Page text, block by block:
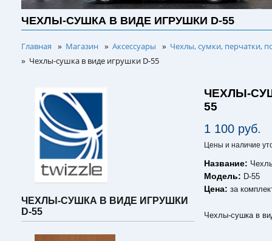
ЧЕХЛЫ-СУШКА В ВИДЕ ИГРУШКИ D-55
Главная » Магазин » Аксессуары » Чехлы, сумки, перчатки,
» Чехлы-сушка в виде игрушки D-55
ЧЕХЛЫ-СУШКА В ВИДЕ ИГРУШКИ
D-55
ЧЕХЛЫ-
55
1 100 руб.
Цены и наличие
Название:
Модель: D-55
Цена:за
Чехлы-сушка в